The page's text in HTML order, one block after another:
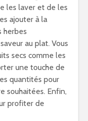
les laver et de les
ajouter à la
herbes
au plat. Vous
secs comme les
une touche de
quantités pour
souhaitées. Enfin,
profiter de